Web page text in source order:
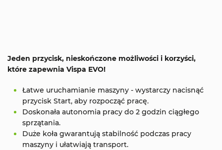
Jeden przycisk, nieskończone możliwości i korzyści,
które zapewnia Vispa EVO!
Łatwe uruchamianie maszyny - wystarczy nacisnąć
przycisk Start, aby rozpocząć pracę.
Doskonała autonomia pracy do 2 godzin ciągłego
sprzątania.
Duże koła gwarantują stabilność podczas pracy
maszyny i ułatwiają transport.